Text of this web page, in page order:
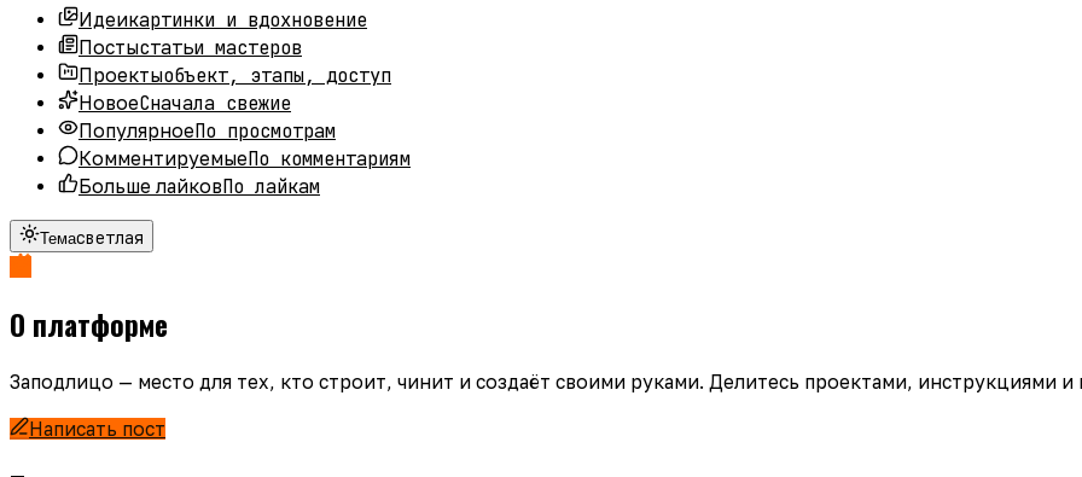
Идеикартинки и вдохновение
Постыстатьи мастеров
Проектыобъект, этапы, доступ
НовоеСначала свежие
ПопулярноеПо просмотрам
КомментируемыеПо комментариям
Больше лайковПо лайкам
Темасветлая
О платформе
Заподлицо — место для тех, кто строит, чинит и создаёт своими руками. Делитесь проектами, инструкциями и
Написать пост